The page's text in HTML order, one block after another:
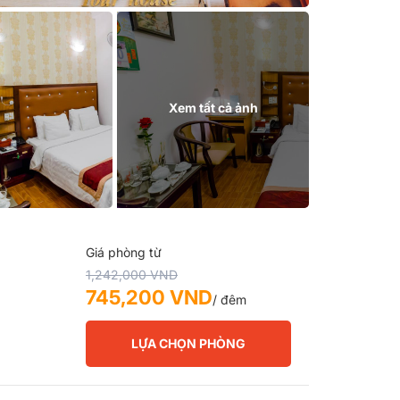
Xem tất cả ảnh
Giá phòng từ
1,242,000 VND
745,200 VND/ đêm
LỰA CHỌN PHÒNG